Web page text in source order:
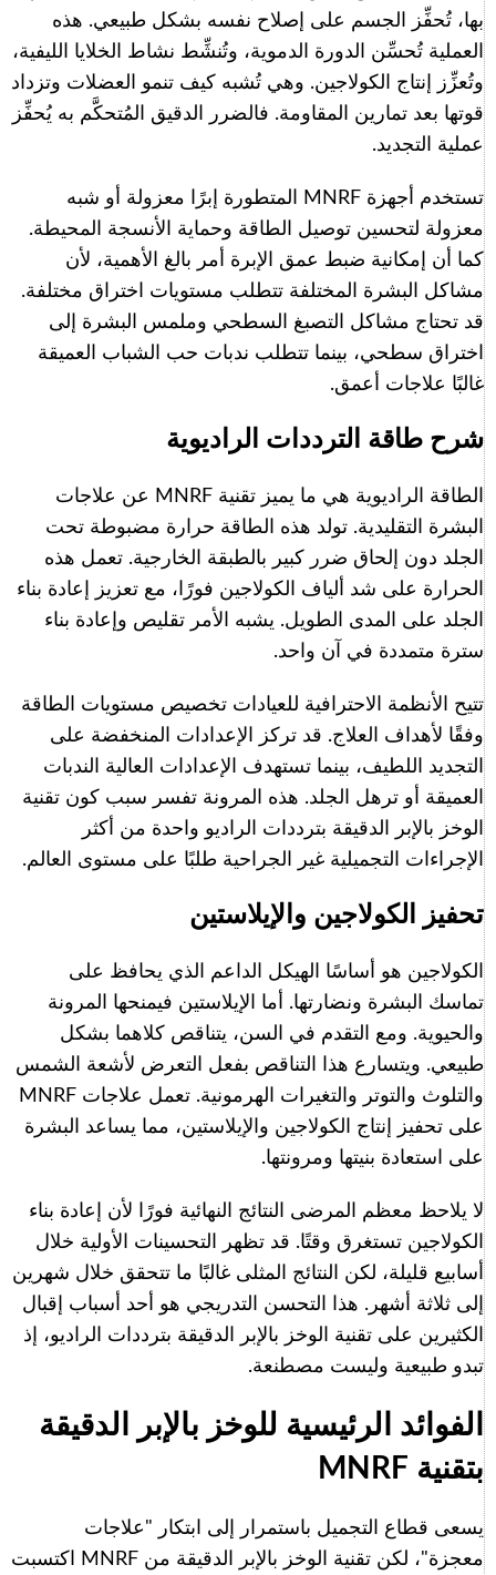
بها، تُحفِّز الجسم على إصلاح نفسه بشكل طبيعي. هذه
العملية تُحسِّن الدورة الدموية، وتُنشِّط نشاط الخلايا الليفية،
وتُعزِّز إنتاج الكولاجين. وهي تُشبه كيف تنمو العضلات وتزداد
قوتها بعد تمارين المقاومة. فالضرر الدقيق المُتحكَّم به يُحفِّز
عملية التجديد.
تستخدم أجهزة MNRF المتطورة إبرًا معزولة أو شبه
معزولة لتحسين توصيل الطاقة وحماية الأنسجة المحيطة.
كما أن إمكانية ضبط عمق الإبرة أمر بالغ الأهمية، لأن
مشاكل البشرة المختلفة تتطلب مستويات اختراق مختلفة.
قد تحتاج مشاكل التصبغ السطحي وملمس البشرة إلى
اختراق سطحي، بينما تتطلب ندبات حب الشباب العميقة
غالبًا علاجات أعمق.
شرح طاقة الترددات الراديوية
الطاقة الراديوية هي ما يميز تقنية MNRF عن علاجات
البشرة التقليدية. تولد هذه الطاقة حرارة مضبوطة تحت
الجلد دون إلحاق ضرر كبير بالطبقة الخارجية. تعمل هذه
الحرارة على شد ألياف الكولاجين فورًا، مع تعزيز إعادة بناء
الجلد على المدى الطويل. يشبه الأمر تقليص وإعادة بناء
سترة متمددة في آن واحد.
تتيح الأنظمة الاحترافية للعيادات تخصيص مستويات الطاقة
وفقًا لأهداف العلاج. قد تركز الإعدادات المنخفضة على
التجديد اللطيف، بينما تستهدف الإعدادات العالية الندبات
العميقة أو ترهل الجلد. هذه المرونة تفسر سبب كون تقنية
الوخز بالإبر الدقيقة بترددات الراديو واحدة من أكثر
الإجراءات التجميلية غير الجراحية طلبًا على مستوى العالم.
تحفيز الكولاجين والإيلاستين
الكولاجين هو أساسًا الهيكل الداعم الذي يحافظ على
تماسك البشرة ونضارتها. أما الإيلاستين فيمنحها المرونة
والحيوية. ومع التقدم في السن، يتناقص كلاهما بشكل
طبيعي. ويتسارع هذا التناقص بفعل التعرض لأشعة الشمس
والتلوث والتوتر والتغيرات الهرمونية. تعمل علاجات MNRF
على تحفيز إنتاج الكولاجين والإيلاستين، مما يساعد البشرة
على استعادة بنيتها ومرونتها.
لا يلاحظ معظم المرضى النتائج النهائية فورًا لأن إعادة بناء
الكولاجين تستغرق وقتًا. قد تظهر التحسينات الأولية خلال
أسابيع قليلة، لكن النتائج المثلى غالبًا ما تتحقق خلال شهرين
إلى ثلاثة أشهر. هذا التحسن التدريجي هو أحد أسباب إقبال
الكثيرين على تقنية الوخز بالإبر الدقيقة بترددات الراديو، إذ
تبدو طبيعية وليست مصطنعة.
الفوائد الرئيسية للوخز بالإبر الدقيقة
بتقنية MNRF
يسعى قطاع التجميل باستمرار إلى ابتكار "علاجات
معجزة"، لكن تقنية الوخز بالإبر الدقيقة من MNRF اكتسبت